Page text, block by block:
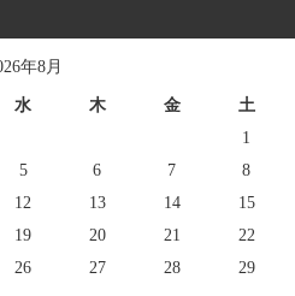
年8月
水 木 金 土
1
5 6 7
8
12 13 14
15
19 20 21
22
26 27 28
29